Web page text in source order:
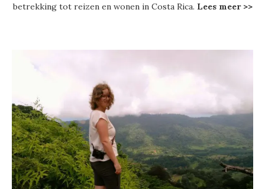
betrekking tot reizen en wonen in Costa Rica. Lees meer >>